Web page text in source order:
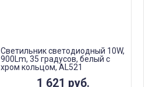
Светильник светодиодный 10W,
900Lm, 35 градусов, белый с
хром кольцом, AL521
1 621 руб.